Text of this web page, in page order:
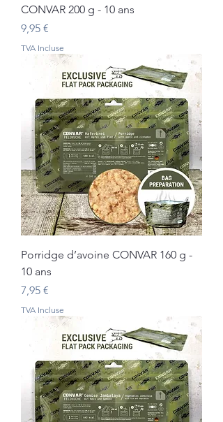
CONVAR 200 g - 10 ans
Prix
9,95 €
TVA Incluse
Porridge d’avoine CONVAR 160 g -
10 ans
Prix
7,95 €
TVA Incluse